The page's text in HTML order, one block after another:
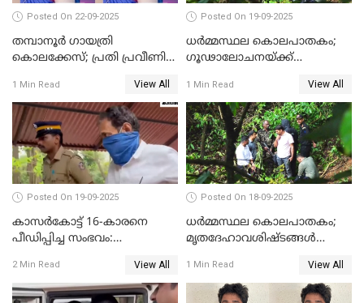
Posted On 22-09-2025
തമ്പാനൂര്‍ ഗായത്രി
കൊലക്കേസ്; പ്രതി പ്രവീണിന്
ലക്ഷം രൂപ പിഴയും
1 Min Read View All
Posted On 19-09-2025
ധർമ്മസ്ഥല കൊലപാതകം;
ഗൂഢാലോചനയ്ക്ക്
1 Min Read View All
Posted On 19-09-2025
കാസർകോട്ട് 16-കാരനെ
പീഡിപ്പിച്ച സംഭവം:
ഇടപാടുകൾ നടന്നതായി
പൊലീസ്
2 Min Read View All
Posted On 18-09-2025
ധർമ്മസ്ഥല കൊലപാതകം;
മൃതദേഹാവശിഷ്ടങ്ങൾ
1 Min Read View All